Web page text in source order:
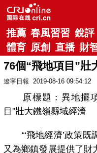
推薦 春風習習 銳評
體育 原創 直播 財
76個“飛地項目”壯
遼寧日報 2019-08-16 09:54:12
原標題：異地擺項
目”壯大鐵嶺縣域經濟
“‘飛地經濟’政策既
又為鄉鎮發展提供了財